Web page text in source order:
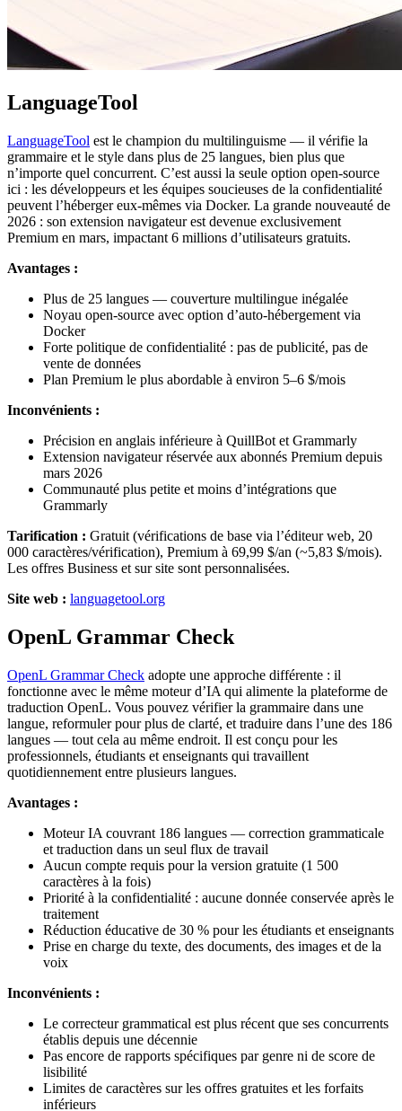
LanguageTool
LanguageTool est le champion du multilinguisme — il vérifie la
grammaire et le style dans plus de 25 langues, bien plus que
n’importe quel concurrent. C’est aussi la seule option open-source
ici : les développeurs et les équipes soucieuses de la confidentialité
peuvent l’héberger eux-mêmes via Docker. La grande nouveauté de
2026 : son extension navigateur est devenue exclusivement
Premium en mars, impactant 6 millions d’utilisateurs gratuits.
Avantages :
Plus de 25 langues — couverture multilingue inégalée
Noyau open-source avec option d’auto-hébergement via
Docker
Forte politique de confidentialité : pas de publicité, pas de
vente de données
Plan Premium le plus abordable à environ 5–6 $/mois
Inconvénients :
Précision en anglais inférieure à QuillBot et Grammarly
Extension navigateur réservée aux abonnés Premium depuis
mars 2026
Communauté plus petite et moins d’intégrations que
Grammarly
Tarification : Gratuit (vérifications de base via l’éditeur web, 20
000 caractères/vérification), Premium à 69,99 $/an (~5,83 $/mois).
Les offres Business et sur site sont personnalisées.
Site web : languagetool.org
OpenL Grammar Check
OpenL Grammar Check adopte une approche différente : il
fonctionne avec le même moteur d’IA qui alimente la plateforme de
traduction OpenL. Vous pouvez vérifier la grammaire dans une
langue, reformuler pour plus de clarté, et traduire dans l’une des 186
langues — tout cela au même endroit. Il est conçu pour les
professionnels, étudiants et enseignants qui travaillent
quotidiennement entre plusieurs langues.
Avantages :
Moteur IA couvrant 186 langues — correction grammaticale
et traduction dans un seul flux de travail
Aucun compte requis pour la version gratuite (1 500
caractères à la fois)
Priorité à la confidentialité : aucune donnée conservée après le
traitement
Réduction éducative de 30 % pour les étudiants et enseignants
Prise en charge du texte, des documents, des images et de la
voix
Inconvénients :
Le correcteur grammatical est plus récent que ses concurrents
établis depuis une décennie
Pas encore de rapports spécifiques par genre ni de score de
lisibilité
Limites de caractères sur les offres gratuites et les forfaits
inférieurs